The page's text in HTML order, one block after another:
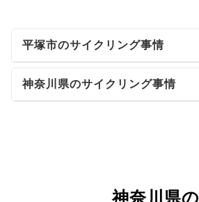
平塚市のサイクリング事情
神奈川県のサイクリング事情
神奈川県の